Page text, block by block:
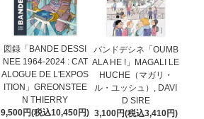
図録「BANDE DESSI
NEE 1964-2024 : CAT
ALOGUE DE L'EXPOS
ITION」GREONSTEE
N THIERRY
9,500円(税込10,450円)
バンドデシネ「OUMB
ALA HE !」MAGALI LE
HUCHE（マガリ・
ル・ユッシュ）, DAVI
D SIRE
3,100円(税込3,410円)